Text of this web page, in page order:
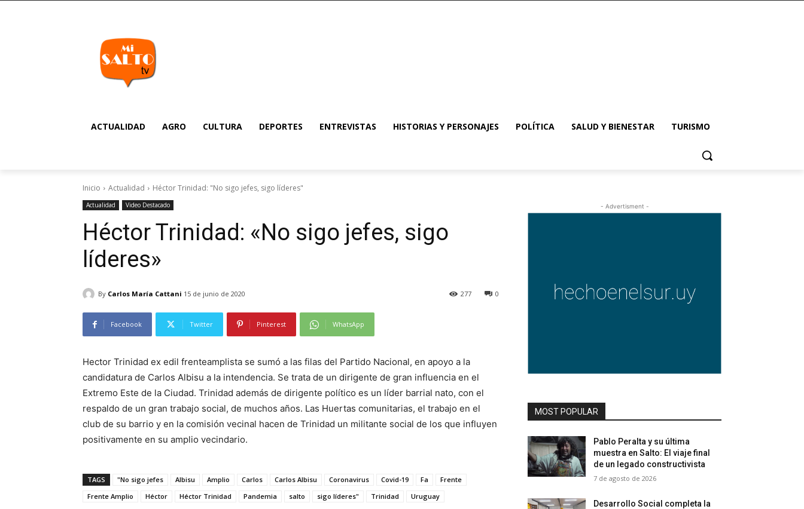
ACTUALIDAD AGRO CULTURA DEPORTES ENTREVISTAS HISTORIAS Y PERSONAJES POLÍTICA SALUD Y BIENESTAR TURISMO
Inicio Actualidad Héctor Trinidad: "No sigo jefes, sigo líderes"
Actualidad Video Destacado
Héctor Trinidad: «No sigo jefes, sigo
líderes»
By Carlos María Cattani 15 de junio de 2020 0
277
Facebook Twitter Pinterest WhatsApp
Hector Trinidad ex edil frenteamplista se sumó a las filas del Partido Nacional, en apoyo a la
candidatura de Carlos Albisu a la intendencia. Se trata de un dirigente de gran influencia en el
Extremo Este de la Ciudad. Trinidad además de dirigente político es un líder barrial nato, con el
respaldo de un gran trabajo social, de muchos años. Las Huertas comunitarias, el trabajo en el
club de su barrio y en la comisión vecinal hacen de Trinidad un militante social de los que influyen
positivamente en su amplio vecindario.
TAGS "No sigo jefes Albisu Amplio Carlos Carlos Albisu Coronavirus Covid-19 Fa
Frente
Frente Amplio
Héctor Héctor Trinidad Pandemia salto sigo líderes" Trinidad Uruguay
- Advertisment -
MOST POPULAR
Pablo Peralta y su última
muestra en Salto: El viaje final
de un legado constructivista
7 de agosto de 2026
Desarrollo Social completa la